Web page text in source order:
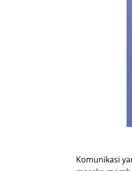
Komunikasi